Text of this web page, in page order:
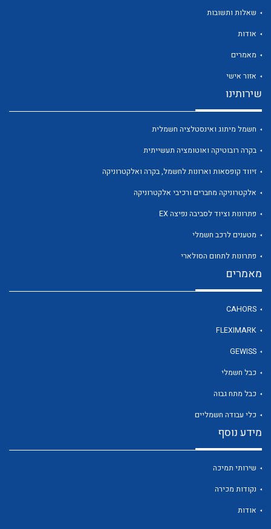
לכל מוצרי היצרן
שאלות ותשובות
אודות
מאמרים
אזור אישי
שירותינו
חשמל מיתוג ואינסטלציה חשמלית
בקרה רובוטיקה ואוטומציה תעשייתית
זיווד קופסאות וארונות לחשמל, בקרה ואלקטרוניקה
אלקטרוניקה מחברים ורכיבי אלקטרוניקה
פתרונות וציוד לסביבה נפיצה EX
מטענים לרכב חשמלי
פתרונות לתחום הסולארי
מאמרים
CAHORS
FLEXIMARK
GEWISS
כבל חשמלי
כבל מתח גבוה
כלי עבודה חשמליים
מידע נוסף
שירותי תמיכה
נקודות מכירה
אודות